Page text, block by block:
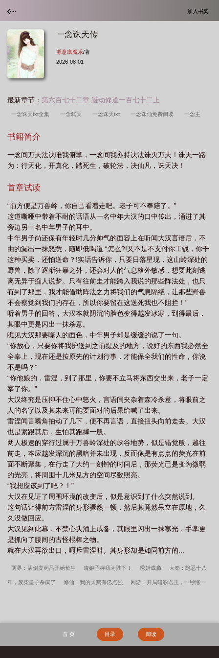
加入书架
一念诛天传
源意疯魔乐/著
2026-08-01
最新章节： 第六百七十二章 避劫修道一百七十二上
一念诛天txt全集 一念弑天 一念诛天txt 一念诛仙免费阅读 一念主
的作者 一念诛仙歌词
诛仙带区演员 一念剧情
书籍简介
一念间万天法决唯我俯掌，一念间我亦持决法诛灭万天！诛天一路
为：行天化，开真化，踏死生，破轮法，决仙凡，诛天决！
首章试读
“前方便是万兽岭，你自己看着走吧。老子可不奉陪了。”
这道嘶哑中带着不耐的话语从一名中年大汉的口中传出，涌进了其
旁边另一名中年男子的耳中。
中年男子尚还保有年轻时几分帅气的面容上在听闻大汉言语后，不
由的漏出一抹怒意，随即低喝道:“怎么?!又不是不支付你工钱，你干
这种买卖，还怕送命？!实话告诉你，只要日落星现，这山岭深处的
野兽，除了逐渐狂暴之外，还会对人的气息格外敏感，想要此刻逃
离无异于痴人说梦。只有往前走才能跨入我说的那些阵法处，也只
有到了那里，我才能借助阵法之力将我们的气息隔绝，让那些野兽
不会察觉到我们的存在，所以你要留在这送死我也不阻拦！”
听着男子的回答，大汉本就阴沉的脸色变得越发冰寒，到得最后，
其眼中更是闪出一抹杀意。
瞧见大汉那要噬人的面色，中年男子却是缓缓的说了一句。
“你放心，只要你将我护送到之前提及的地方，说好的东西我必然全
全奉上，现在还是按原先的计划行事，才能保全我们的性命，你说
不是吗？”
“你他娘的，雷涅，到了那里，你要不立马将东西交出来，老子一定
宰了你。”
大汉终究是压抑不住心中怒火，言语间夹杂着森冷杀意，将眼前之
人的名字以及其未来可能要面对的后果给喊了出来。
雷涅闻言嘴角抽动了几下，便不再言语，直接扭头向前走去。大汉
也是紧跟其后，生怕其跑掉一般。
两人极速的穿行过属于万兽岭深处的峡谷地势，似是错觉般，越往
前走，本应越发深沉的黑暗并未出现，反而像是有点点的荧光在前
面不断聚集，在行走了大约一刻钟的时间后，那荧光已是变为微弱
的光亮，将周围十几米见方的空间尽数照亮。
“我想应该到了吧？！”
大汉在见证了周围环境的改变后，似是意识到了什么突然说到。
这句话让得前方雷涅的身形骤然一顿，然后其竟然呆立在原地，久
久没做回应。
大汉见到此幕，不禁心头涌上戒备，其眼里闪出一抹寒光，手掌更
是抓向了腰间的古怪棍棒之物。
就在大汉再欲出口，呵斥雷涅时。其身形却是如同前方的...
两界：从倒卖药品开始长生 请娘子称我为陛下！ 诱婚成瘾 大秦：隐忍十八
年，废柴皇子杀疯了 修仙：我的天赋有亿点强 网游：开局暗影君王，一秒涨一
混沌鼎：女帝逼我做道侣 全宗门恋爱脑，无所谓，我是疯
首 页 目录 阅读